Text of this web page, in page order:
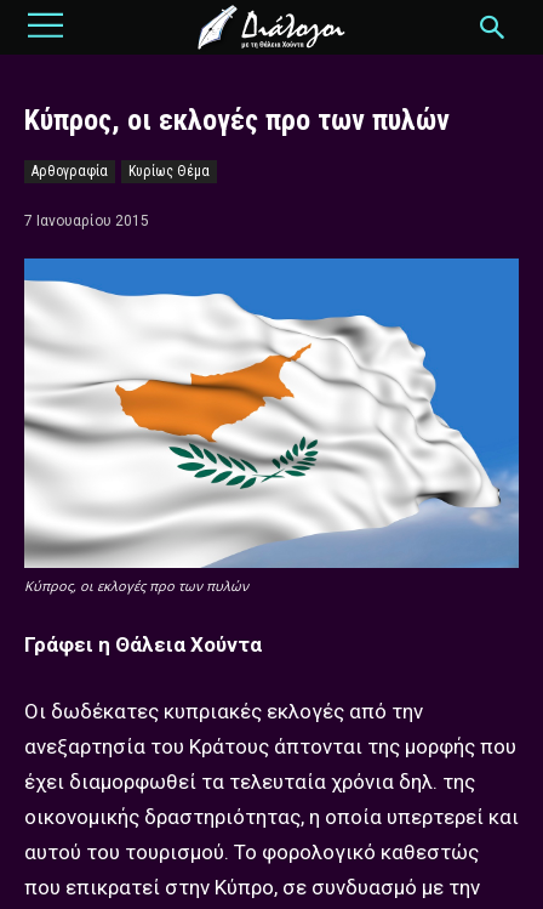
Κύπρος, οι εκλογές προ των πυλών
Αρθογραφία Κυρίως Θέμα
7 Ιανουαρίου 2015
Κύπρος, οι εκλογές προ των πυλών
Γράφει η Θάλεια Χούντα
Οι δωδέκατες κυπριακές εκλογές από την
ανεξαρτησία του Κράτους άπτονται της μορφής που
έχει διαμορφωθεί τα τελευταία χρόνια δηλ. της
οικονομικής δραστηριότητας, η οποία υπερτερεί και
αυτού του τουρισμού. Το φορολογικό καθεστώς
που επικρατεί στην Κύπρο, σε συνδυασμό με την